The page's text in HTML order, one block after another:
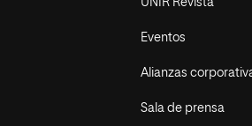
UNIR Revista
Eventos
Alianzas
Sala de prensa